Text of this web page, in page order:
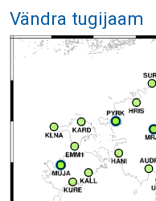
Vändra tugijaam